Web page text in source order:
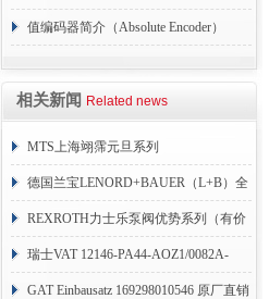
值编码器简介（Absolute Encoder）
相关新闻 Related news
MTS上海翊霈元旦系列
RHM3050MR081A01
德国兰宝LENORD+BAUER（L+B）全
系列编码器
REXROTH力士乐泵阀优势系列（有价
目表）
瑞士VAT 12146-PA44-AOZ1/0082A-
1173938
GAT Einbausatz 169298010546 原厂直销